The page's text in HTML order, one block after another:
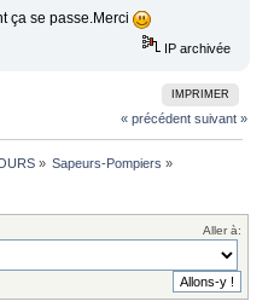
ça se passe.Merci
IP archivée
IMPRIMER
« précédent suivant »
» Sapeurs-Pompiers »
Aller à: